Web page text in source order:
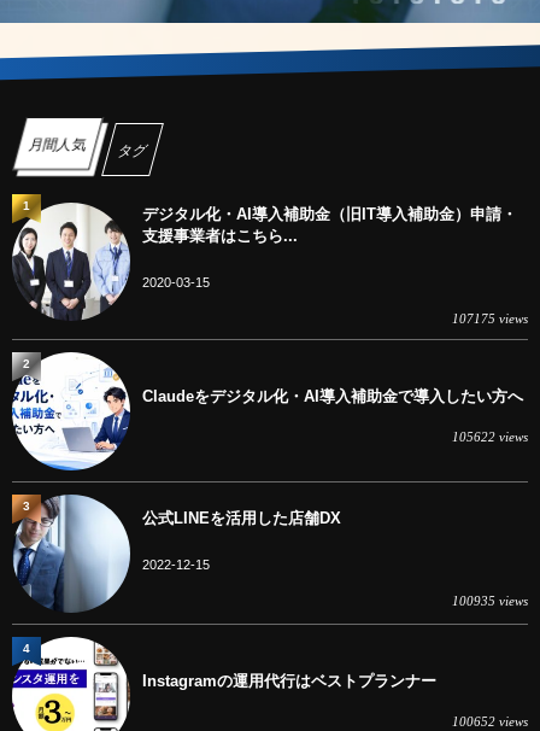
月間人気 タグ
デジタル化・AI導入補助金（旧IT導入補助金）申請・
支援事業者はこちら...
2020-03-15
107175 views
1
Claudeをデジタル化・AI導入補助金で導入したい方へ
105622 views
2
公式LINEを活用した店舗DX
2022-12-15
100935 views
3
Instagramの運用代行はベストプランナー
100652 views
4